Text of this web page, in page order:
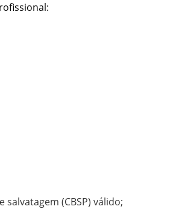
salvatagem (CBSP) válido;